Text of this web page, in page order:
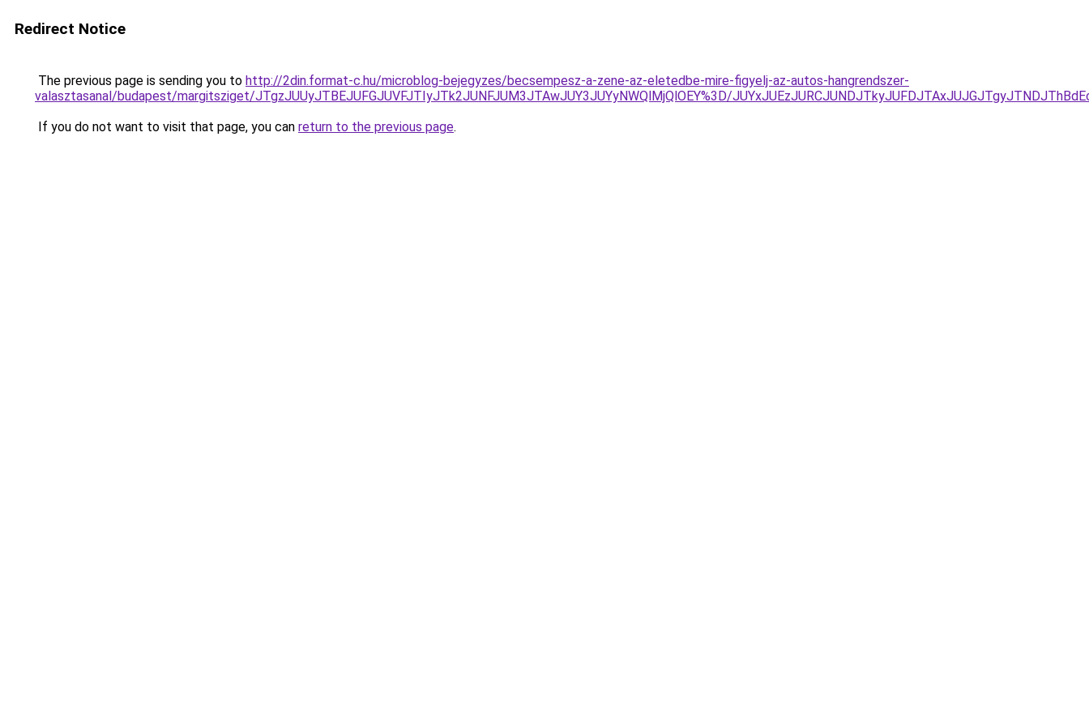
Redirect Notice
The previous page is sending you to http://2din.format-c.hu/microblog-bejegyzes/becsempesz-a-zene-az-eletedbe-mire-figyelj-az-autos-hangrendszer-
valasztasanal/budapest/margitsziget/JTgzJUUyJTBEJUFGJUVFJTIyJTk2JUNFJUM3JTAwJUY3JUYyNWQlMjQlOEY%3D/
If you do not want to visit that page, you can return to the previous page.